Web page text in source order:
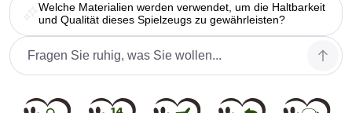
Welche Materialien werden verwendet, um die Haltbarkeit
und Qualität dieses Spielzeugs zu gewährleisten?